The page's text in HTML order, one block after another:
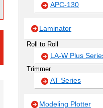
APC-130
Laminator
Roll to Roll
LA-W Plus
Trimmer
AT Series
Modeling Plotter